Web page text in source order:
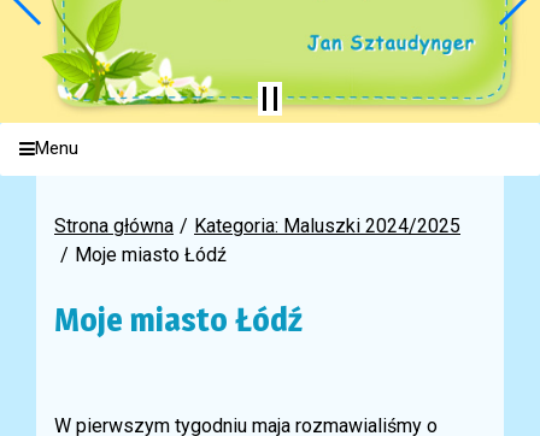
Menu
Strona główna
Kategoria: Maluszki 2024/2025
Moje miasto Łódź
Moje miasto Łódź
W pierwszym tygodniu maja rozmawialiśmy o